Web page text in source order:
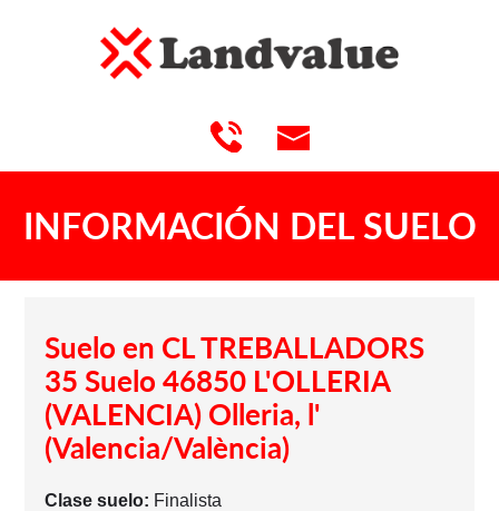
INFORMACIÓN DEL SUELO
Suelo en CL TREBALLADORS
35 Suelo 46850 L'OLLERIA
(VALENCIA) Olleria, l'
(Valencia/València)
Clase suelo: Finalista